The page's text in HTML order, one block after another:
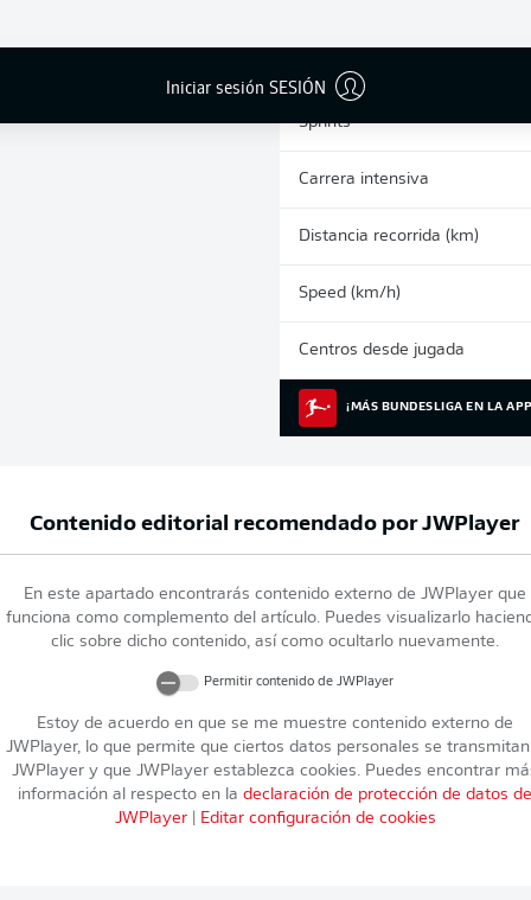
Iniciar sesión SESIÓN
Sprints
Carrera intensiva
Distancia recorrida (km)
Speed (km/h)
Centros desde jugada
¡MÁS BUNDESLIGA EN LA
Contenido editorial recomendado porJWPlayer
En este apartado encontrarás contenido externo de JWPlayer que
funciona como complemento del artículo. Puedes visualizarlo
clic sobre dicho contenido, así como ocultarlo nuevamente.
Permitir contenido de JWPlayer
Estoy de acuerdo en que se me muestre contenido externo de
JWPlayer, lo que permite que ciertos datos personales se
JWPlayer y que JWPlayer establezca cookies. Puedes encontrar
información al respecto en la declaración de protección de datos de
JWPlayer| Editar configuración de cookies